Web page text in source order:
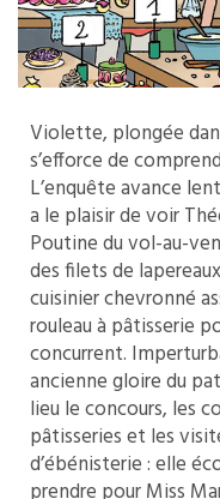
Violette, plongée
s’efforce de
L’enquête avance
a le plaisir de voir
Poutine du vol-au-
des filets de
cuisinier chevronné
rouleau à pâtisserie
concurrent.
ancienne gloire du
lieu le concours, les
pâtisseries et les
d’ébénisterie : elle
prendre pour Miss